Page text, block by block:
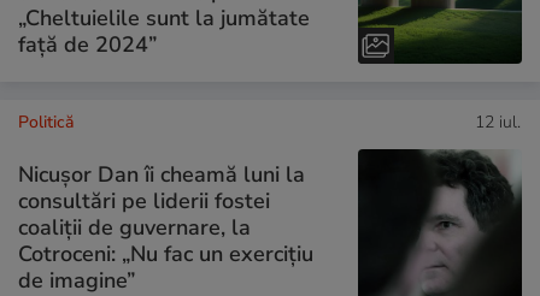
„Cheltuielile sunt la jumătate
faţă de 2024”
Politică 12 iul.
Nicușor Dan îi cheamă luni la
consultări pe liderii fostei
coaliții de guvernare, la
Cotroceni: „Nu fac un exercițiu
de imagine”